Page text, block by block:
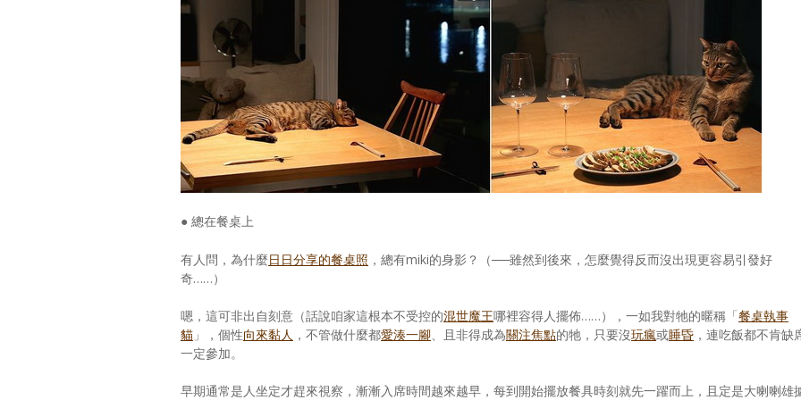
● 總在餐桌上
有人問，為什麼日日分享的餐桌照 ，總有miki的身影？（──雖然到後來，怎麼覺得反而沒出現更容易引發好
奇……）
嗯，這可非出自刻意（話說咱家這根本不受控的混世魔王哪裡容得人擺佈……），一如我對牠的暱稱「餐桌執事
貓 」，個性向來黏人 ，不管做什麼都愛湊一腳、且非得成為關注焦點的牠，只要沒玩瘋或睡昏 ，連吃飯都不肯缺
一定參加。
早期通常是人坐定才趕來視察，漸漸入席時間越來越早，每到開始擺放餐具時刻就先一躍而上，且定是大喇喇雄